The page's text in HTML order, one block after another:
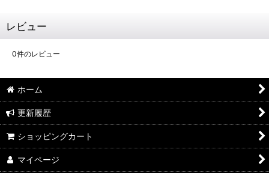
レビュー
0件のレビュー
ホーム
更新履歴
ショッピングカート
マイページ